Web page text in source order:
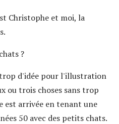
Christophe et moi, la
?
d'idée pour l'illustration
ou trois choses sans trop
est arrivée en tenant une
50 avec des petits chats.